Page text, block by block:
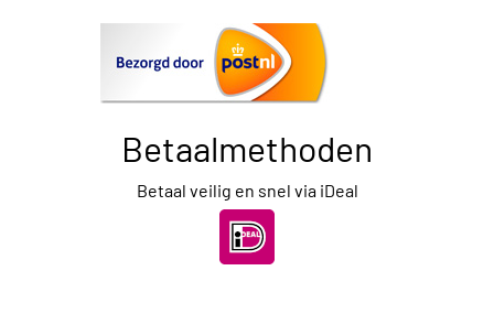
Betaalmethoden
Betaal veilig en snel via iDeal